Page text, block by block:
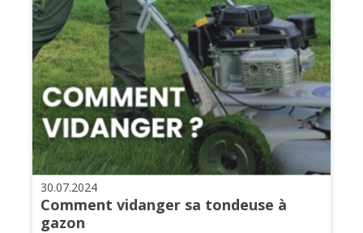
30.07.2024
Comment vidanger sa tondeuse à
gazon